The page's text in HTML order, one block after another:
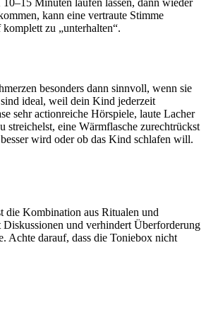
Minuten laufen lassen, dann wieder
kann eine vertraute Stimme
zu „unterhalten“.
besonders dann sinnvoll, wenn sie
ideal, weil dein Kind jederzeit
sehr actionreiche Hörspiele, laute Lacher
eine Wärmflasche zurechtrückst
wird oder ob das Kind schlafen will.
die Kombination aus Ritualen und
und verhindert Überforderung
Achte darauf, dass die Toniebox nicht